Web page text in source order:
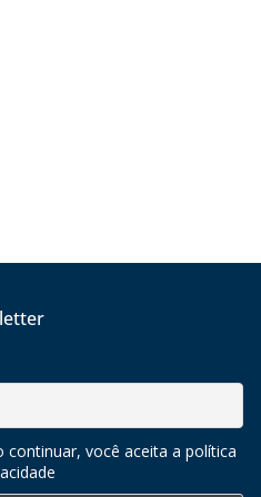
continuar, você aceita a política